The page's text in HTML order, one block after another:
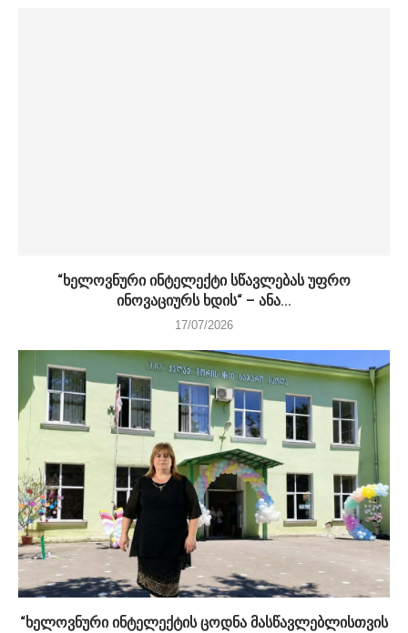
“ხელოვნური ინტელექტი სწავლებას უფრო
ინოვაციურს ხდის“ – ანა...
17/07/2026
“ხელოვნური ინტელექტის ცოდნა მასწავლებლისთვის